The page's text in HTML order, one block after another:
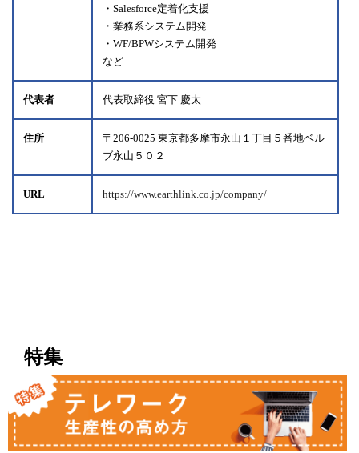
・Salesforce定着化支援
・業務系システム開発
・WF/BPWシステム開発
など
代表者 代表取締役 宮下 慶太
住所
〒206-0025 東京都多摩市永山１丁目５番地ベル
ブ永山５０２
URL https://www.earthlink.co.jp/company/
特集